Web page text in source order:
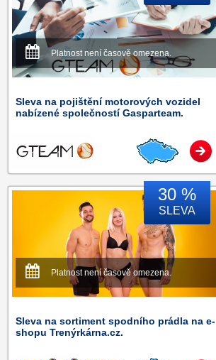
Platnost není časově omezena.
Sleva na pojištění motorových vozidel
nabízené společností Gasparteam.
30 %
SLEVA
Platnost není časově omezena.
Sleva na sortiment spodního prádla na e-
shopu Trenýrkárna.cz.